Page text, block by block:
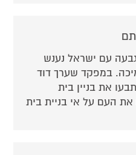
עם ישראל נענש
במפקד שערך דוד
את בניין בית
העם על אי בניית בית